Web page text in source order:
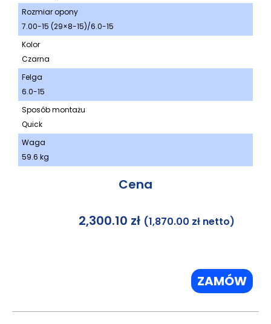
Rozmiar opony
7.00-15 (29×8-15)/6.0-15
Kolor
Czarna
Felga
6.0-15
Sposób montażu
Quick
Waga
59.6 kg
Cena
2,300.10 zł (1,870.00 zł netto)
ZAMÓW